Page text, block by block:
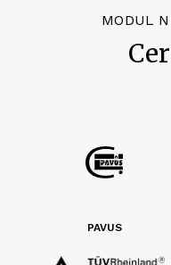
MODUL
PAVUS